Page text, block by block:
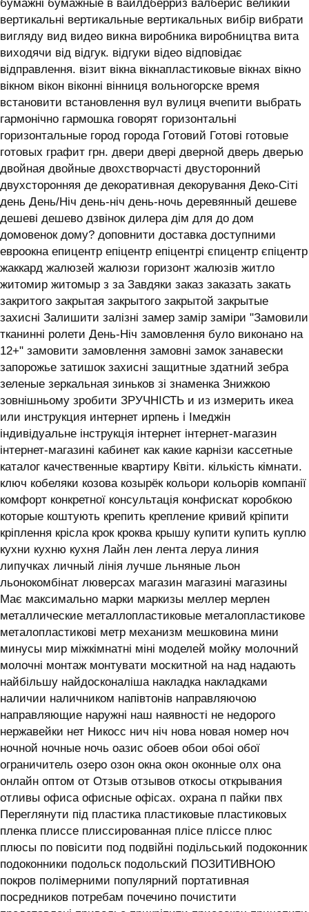
бумажні бумажные в вайлдберриз валберис великий
вертикальні вертикальные вертикальных вибір вибрати
вигляду вид видео викна виробника виробництва вита
виходячи від відгук. відгуки відео відповідає
відправлення. візит вікна вікнапластиковые вікнах вікно
вікном вікон віконні вінниця вольногорске время
встановити встановлення вул вулиця вчепити выбрать
гармонічно гармошка говорят горизонтальні
горизонтальные город города Готовий Готові готовые
готовых графит грн. двери двері дверной дверь дверью
двойная двойные двохстворчасті двусторонний
двухсторонняя де декоративная декорування Деко-Сіті
день День/Ніч день-ніч день-ночь деревянный дешеве
дешеві дешево дзвінок дилера дім для до дом
домовенок дому? доповнити доставка доступними
евроокна епицентр епіцентр епіцентрі єпицентр єпіцентр
жаккард жалюзей жалюзи горизонт жалюзів житло
житомир житомыр з за Завдяки заказ заказать закать
закритого закрытая закрытого закрытой закрытые
захисні Залишити залізні замер замір заміри "Замовили
тканинні ролети День-Ніч замовлення було виконано на
12+" замовити замовлення замовні замок занавески
запорожье затишок захисні защитные здатний зебра
зеленые зеркальная зиньков зі знаменка Знижкою
зовнішньому зробити ЗРУЧНІСТЬ и из измерить икеа
или инструкция интернет ирпень і ‎Імеджін
індивідуальне інструкція інтернет інтернет-магазин
інтернет-магазині кабинет как какие карнізи кассетные
каталог качественные квартиру Квіти. кількість кімнати.
ключ кобеляки козова козырёк кольори кольорів компанії
комфорт конкретної консультація конфискат коробкою
которые коштують крепить крепление кривий кріпити
кріплення крісла крок кроква крышу купити купить куплю
кухни кухню кухня ‎Лайн лен лента леруа линия
липучках личный лінія лучше льняные льон
льонокомбінат люверсах магазин магазині магазины
Має максимально марки маркизы меллер мерлен
металлические металлопластиковые металопластикове
металопластикові метр механизм мешковина мини
минусы мир міжкімнатні міні моделей мойку молочний
молочні монтаж монтувати москитной на над надають
найбільшу найдосконаліша накладка накладками
наличии наличником напівтонів направляючою
направляющие наружні наш наявності не недорого
нержавейки нет Никосс нич ніч нова новая номер ноч
ночной ночные ночь оазис обоев обои обоі обої
ограничитель озеро озон окна окон оконные олх она
онлайн оптом от Отзыв отзывов откосы открывания
отливы офиса офисные офісах. охрана п пайки пвх
Переглянути під пластика пластиковые пластиковых
пленка плиссе плиссированная плісе пліссе плюс
плюсы по повісити под подвійні подільський подоконник
подоконники подольск подольский ПОЗИТИВНОЮ
покров полімерними популярний портативная
посредников потребам почечино почистити